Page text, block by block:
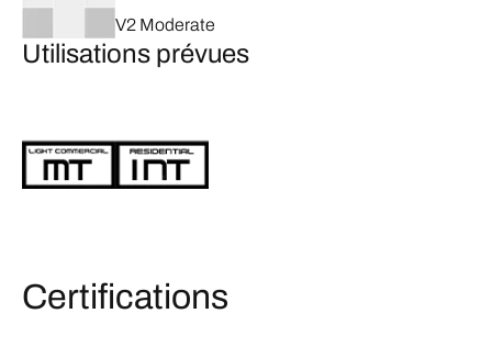
V2 Moderate
Utilisations prévues
Certifications